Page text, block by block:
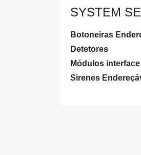
SYSTEM
Botoneiras
Detetores
Módulos interface
Sirenes